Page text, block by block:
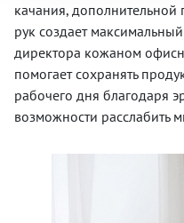
качания,
рук создает
директора кожаном
помогает сохранять
рабочего дня благодаря
возможности расслабить